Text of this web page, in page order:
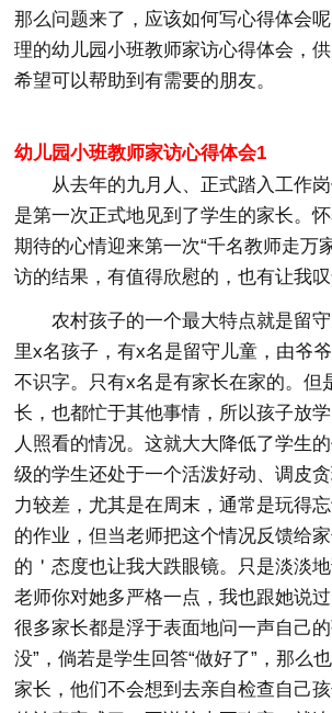
那么问题来了，应该如何写心得体会
理的幼儿园小班教师家访心得体会，供
希望可以帮助到有需要的朋友。
幼儿园小班教师家访心得体会1
从去年的九月人、正式踏入工作
是第一次正式地见到了学生的家长。
期待的心情迎来第一次“千名教师走万
访的结果，有值得欣慰的，也有让我叹
农村孩子的一个最大特点就是留
里x名孩子，有x名是留守儿童，由爷
不识字。只有x名是有家长在家的。但
长，也都忙于其他事情，所以孩子放
人照看的情况。这就大大降低了学生
级的学生还处于一个活泼好动、调皮
力较差，尤其是在周末，通常是玩得
的作业，但当老师把这个情况反馈给
的＇态度也让我大跌眼镜。只是淡淡
老师你对她多严格一点，我也跟她说
很多家长都是浮于表面地问一声自己
没”，倘若是学生回答“做好了”，那么
家长，他们不会想到去亲自检查自己